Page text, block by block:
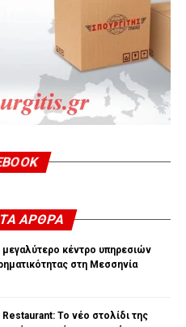
ΆΡΘΡΑ
κέντρο υπηρεσιών
στη Μεσσηνία
Το νέο στολίδι της